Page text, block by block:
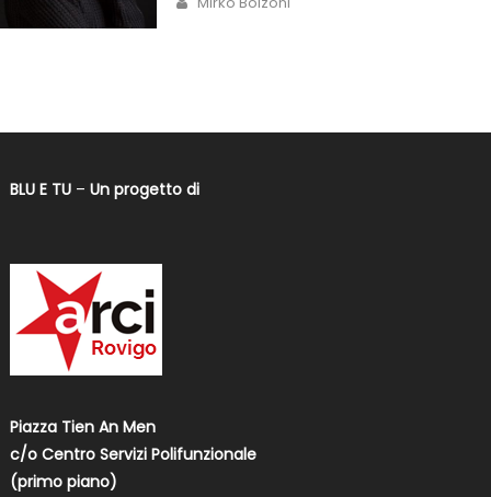
BLU E TU– Un progetto di
Piazza Tien An Men
c/o Centro Servizi Polifunzionale
(primo piano)